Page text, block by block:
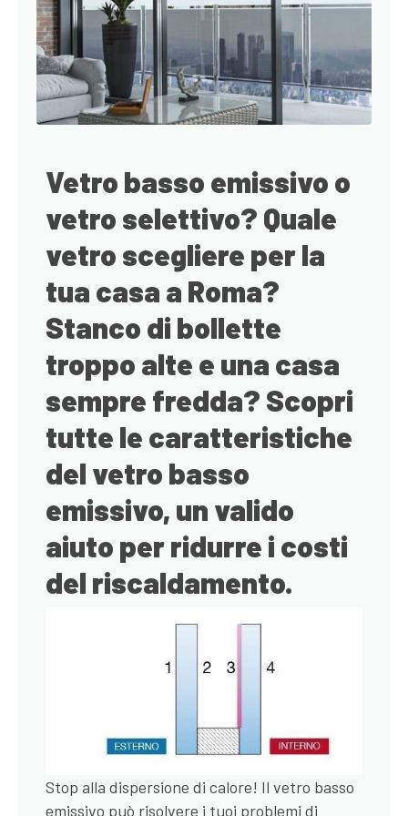
Vetro basso emissivo o
vetro selettivo? Quale
vetro scegliere per la
tua casa a Roma?
Stanco di bollette
troppo alte e una casa
sempre fredda? Scopri
tutte le caratteristiche
del vetro basso
emissivo, un valido
aiuto per ridurre i costi
del riscaldamento.
Stop alla dispersione di calore! Il vetro basso
emissivo può risolvere i tuoi problemi di